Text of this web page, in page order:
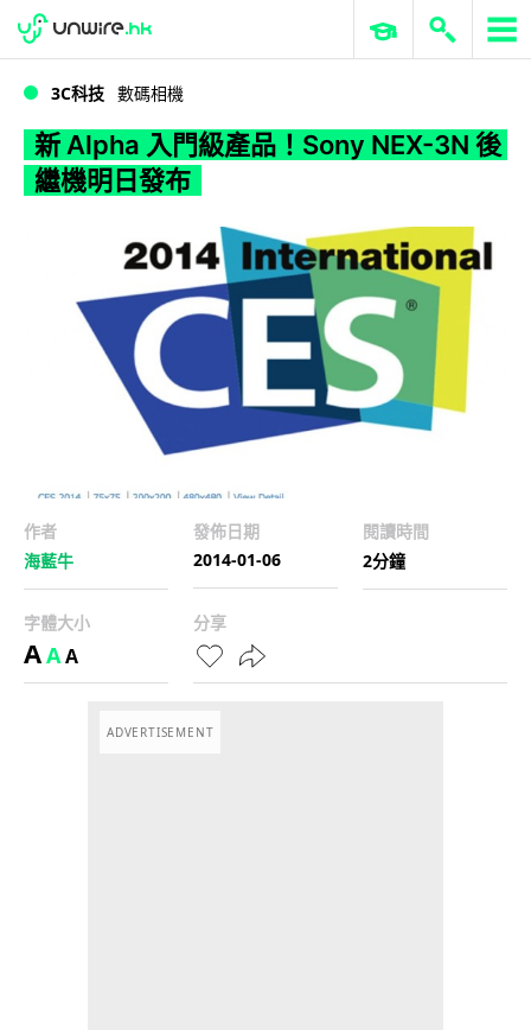
WWDC 2026 ERP 與商業 AI
3C科技 數碼相機
新 Alpha 入門級產品！Sony NEX-3N 後
繼機明日發布
作者
海藍牛
發佈日期
2014-01-06
閱讀時間
2分鐘
字體大小
AAA
分享
ADVERTISEMENT